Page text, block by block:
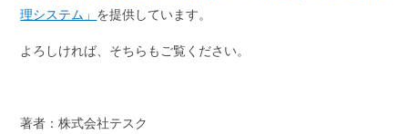
理システム」 を提供しています。
よろしければ、そちらもご覧ください。
著者：株式会社テスク